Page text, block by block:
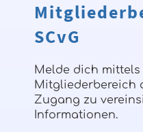
SCvG
Melde dich mittels
Mitgliederbereich
Zugang zu
Informationen.